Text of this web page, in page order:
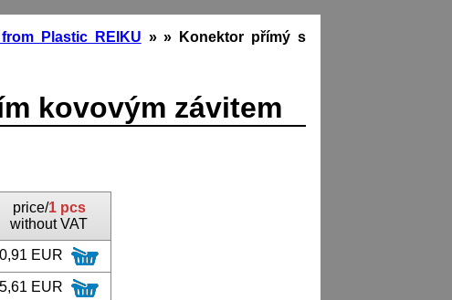
Plastic REIKU »» Konektor přímý s
kovovým závitem
price/1 pcs
without VAT
EUR
EUR